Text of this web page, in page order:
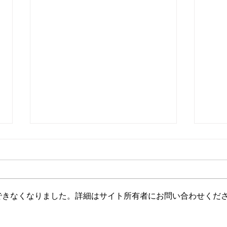
どん
なくなりました。詳細はサイト所有者にお問い合わせくださ